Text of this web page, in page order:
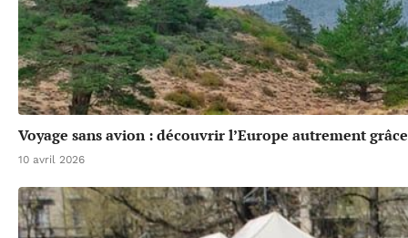
Voyage sans avion : découvrir l’Europe autrement
10 avril 2026